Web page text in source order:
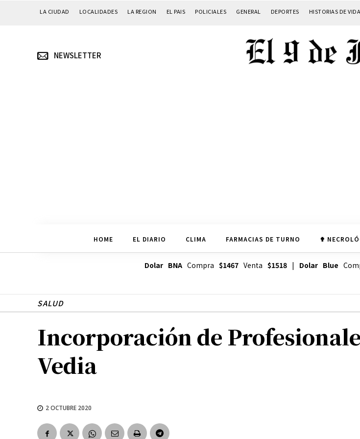
LA CIUDAD LOCALIDADES LA REGION EL PAIS POLICIALES GENERAL DEPORTES HISTORIAS DE VIDA
NEWSLETTER
HOME EL DIARIO CLIMA FARMACIAS DE TURNO ✟
Dolar BNACompra $1467Venta $1518| Dolar Blue
SALUD
Incorporación de
Vedia
2 OCTUBRE 2020